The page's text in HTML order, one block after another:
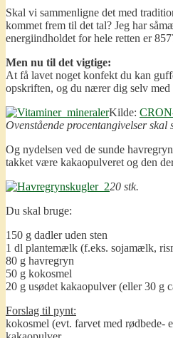
Skal vi sammenligne det med
kommet frem til det tal? Jeg har
energiindholdet for hele retten er
Men nu til det vigtige:
At få lavet noget konfekt du kan
opskriften, og du nærer dig selv med
Kilde:
Ovenstående procentangivelser
Og nydelsen ved de sunde
takket være kakaopulveret og den
20 stk.
Du skal bruge:
150 g dadler uden sten
1 dl plantemælk (f.eks. sojamælk,
80 g havregryn
50 g kokosmel
20 g usødet kakaopulver (eller 30 g
Forslag til pynt:
kokosmel (evt. farvet med rødbede-